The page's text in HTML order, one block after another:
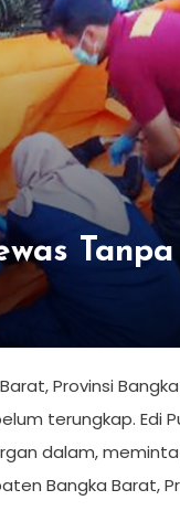
Provinsi
terungkap. Edi
dalam,
Bangka Barat,